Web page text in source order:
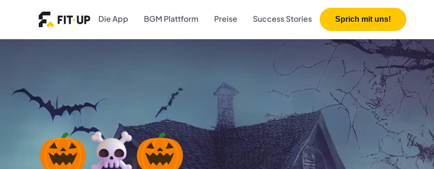
Die App BGM Plattform Preise Success Stories Sprich mit uns!